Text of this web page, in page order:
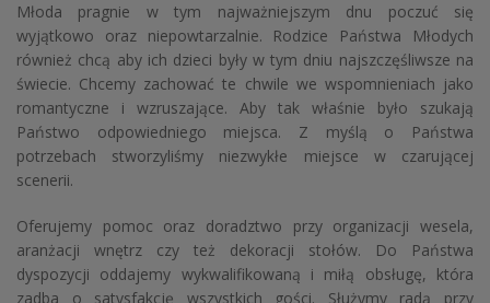
Młoda pragnie w tym najważniejszym dnu poczuć się
wyjątkowo oraz niepowtarzalnie. Rodzice Państwa Młodych
również chcą aby ich dzieci były w tym dniu najszczęśliwsze na
świecie. Chcemy zachować te chwile we wspomnieniach jako
romantyczne i wzruszające. Aby tak właśnie było szukają
Państwo odpowiedniego miejsca. Z myślą o Państwa
potrzebach stworzyliśmy niezwykłe miejsce w czarującej
scenerii.
Oferujemy pomoc oraz doradztwo przy organizacji wesela,
aranżacji wnętrz czy też dekoracji stołów. Do Państwa
dyspozycji oddajemy wykwalifikowaną i miłą obsługę, która
zadba o satysfakcję wszystkich gości. Służymy radą przy